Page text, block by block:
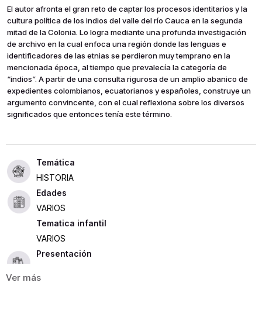
El autor afronta el gran reto de captar los procesos identitarios y la
cultura política de los indios del valle del río Cauca en la segunda
mitad de la Colonia. Lo logra mediante una profunda investigación
de archivo en la cual enfoca una región donde las lenguas e
identificadores de las etnias se perdieron muy temprano en la
mencionada época, al tiempo que prevalecía la categoría de
“indios”. A partir de una consulta rigurosa de un amplio abanico de
expedientes colombianos, ecuatorianos y españoles, construye un
argumento convincente, con el cual reflexiona sobre los diversos
significados que entonces tenía este término.
HISTORIA
Edades
VARIOS
Tematica infantil
VARIOS
Presentación